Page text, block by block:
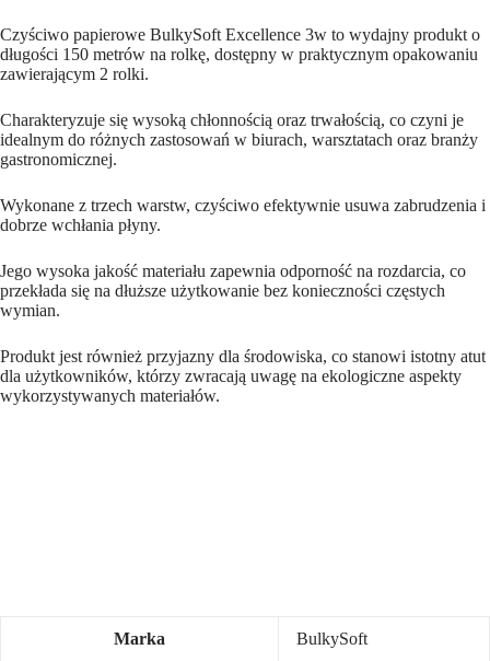
Czyściwo papierowe BulkySoft Excellence 3w to wydajny produkt o
długości 150 metrów na rolkę, dostępny w praktycznym opakowaniu
zawierającym 2 rolki.
Charakteryzuje się wysoką chłonnością oraz trwałością, co czyni je
idealnym do różnych zastosowań w biurach, warsztatach oraz branży
gastronomicznej.
Wykonane z trzech warstw, czyściwo efektywnie usuwa zabrudzenia i
dobrze wchłania płyny.
Jego wysoka jakość materiału zapewnia odporność na rozdarcia, co
przekłada się na dłuższe użytkowanie bez konieczności częstych
wymian.
Produkt jest również przyjazny dla środowiska, co stanowi istotny atut
dla użytkowników, którzy zwracają uwagę na ekologiczne aspekty
wykorzystywanych materiałów.
Marka BulkySoft